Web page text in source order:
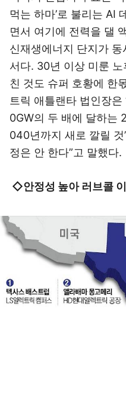
먹는 하마’로 불리는 AI
면서 여기에 전력을 댈
신재생에너지 단지가
서다. 30년 이상 미룬
친 것도 슈퍼 호황에 한
트릭 애틀랜타 법인장
0GW의 두 배에 달하는
040년까지 새로 깔릴 것
정은 안 한다”고 말했다.
◇안정성 높아 러브콜